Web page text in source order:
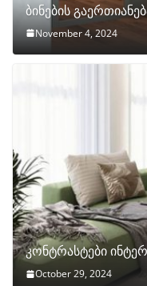
ბინების
November 4, 2024
კონტრასტები
October 29, 2024